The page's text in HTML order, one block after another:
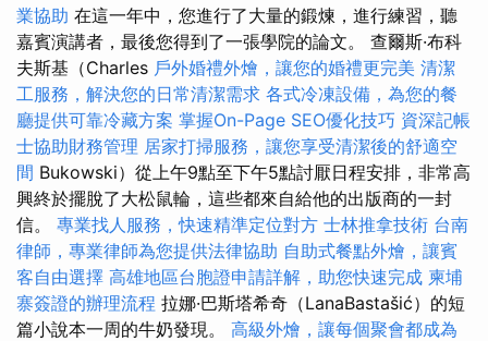
業協助 在這一年中，您進行了大量的鍛煉，進行練習，聽
嘉賓演講者，最後您得到了一張學院的論文。 查爾斯·布科
夫斯基（Charles 戶外婚禮外燴，讓您的婚禮更完美 清潔
工服務，解決您的日常清潔需求 各式冷凍設備，為您的餐
廳提供可靠冷藏方案 掌握On-Page SEO優化技巧 資深記帳
士協助財務管理 居家打掃服務，讓您享受清潔後的舒適空
間 Bukowski）從上午9點至下午5點討厭日程安排，非常高
興終於擺脫了大松鼠輪，這些都來自給他的出版商的一封
信。 專業找人服務，快速精準定位對方 士林推拿技術 台南
律師，專業律師為您提供法律協助 自助式餐點外燴，讓賓
客自由選擇 高雄地區台胞證申請詳解，助您快速完成 柬埔
寨簽證的辦理流程 拉娜·巴斯塔希奇（LanaBastašić）的短
篇小說本一周的牛奶發現。 高級外燴，讓每個聚會都成為